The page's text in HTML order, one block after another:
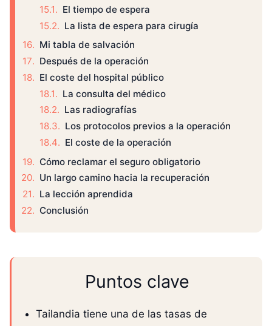
El tiempo de espera
La lista de espera para cirugía
Mi tabla de salvación
Después de la operación
El coste del hospital público
La consulta del médico
Las radiografías
Los protocolos previos a la operación
El coste de la operación
Cómo reclamar el seguro obligatorio
Un largo camino hacia la recuperación
La lección aprendida
Conclusión
Puntos clave
Tailandia tiene una de las tasas de